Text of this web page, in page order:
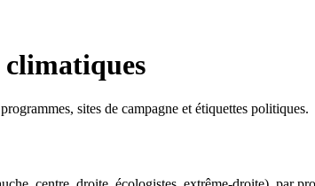
sites de campagne et étiquettes politiques.